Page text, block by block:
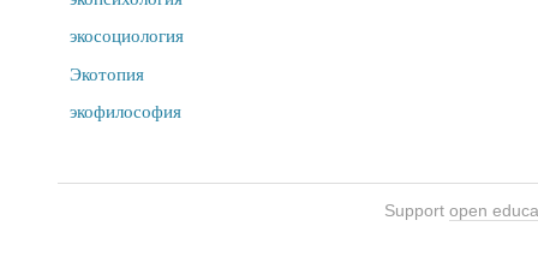
экосоциология
Экотопия
экофилософия
Support open